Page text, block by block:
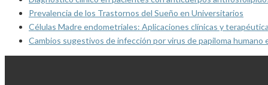
Prevalencia de los Trastornos del Sueño en Universitarios
Células Madre endometriales: Aplicaciones clínicas y
Cambios sugestivos de infección por virus de papiloma